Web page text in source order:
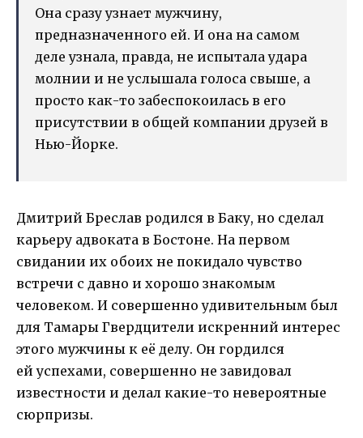
Она сразу узнает мужчину,
предназначенного ей. И она на самом
деле узнала, правда, не испытала удара
молнии и не услышала голоса свыше, а
просто как-то забеспокоилась в его
присутствии в общей компании друзей в
Нью-Йорке.
Дмитрий Бреслав родился в Баку, но сделал
карьеру адвоката в Бостоне. На первом
свидании их обоих не покидало чувство
встречи с давно и хорошо знакомым
человеком. И совершенно удивительным был
для Тамары Гвердцители искренний интерес
этого мужчины к её делу. Он гордился
ей успехами, совершенно не завидовал
известности и делал какие-то невероятные
сюрпризы.